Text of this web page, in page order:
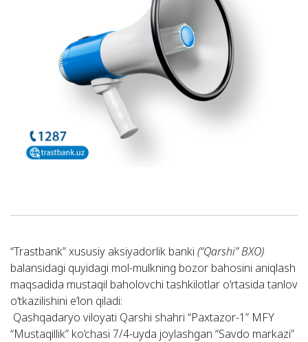
“Trastbank” xususiy aksiyadorlik banki (“Qarshi” BXO)
balansidagi quyidagi mol-mulkning bozor bahosini aniqlash
maqsadida mustaqil baholovchi tashkilotlar o‘rtasida tanlov
o‘tkazilishini e’lon qiladi:
Qashqadaryo viloyati Qarshi shahri “Paxtazor-1” MFY
“Mustaqillik” ko‘chasi 7/4-uyda joylashgan “Savdo markazi”